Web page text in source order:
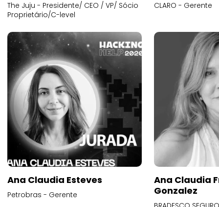
The Juju - Presidente/ CEO / VP/ Sócio
Proprietário/C-level
CLARO - Gerente
Ana Claudia Esteves
Petrobras - Gerente
Ana Claudia
Gonzalez